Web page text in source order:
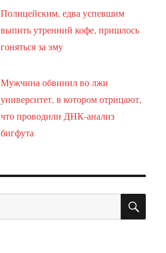
Полицейским, едва успевшим
выпить утренний кофе, пришлось
гоняться за эму
Мужчина обвинил во лжи
университет, в котором отрицают,
что проводили ДНК-анализ
бигфута